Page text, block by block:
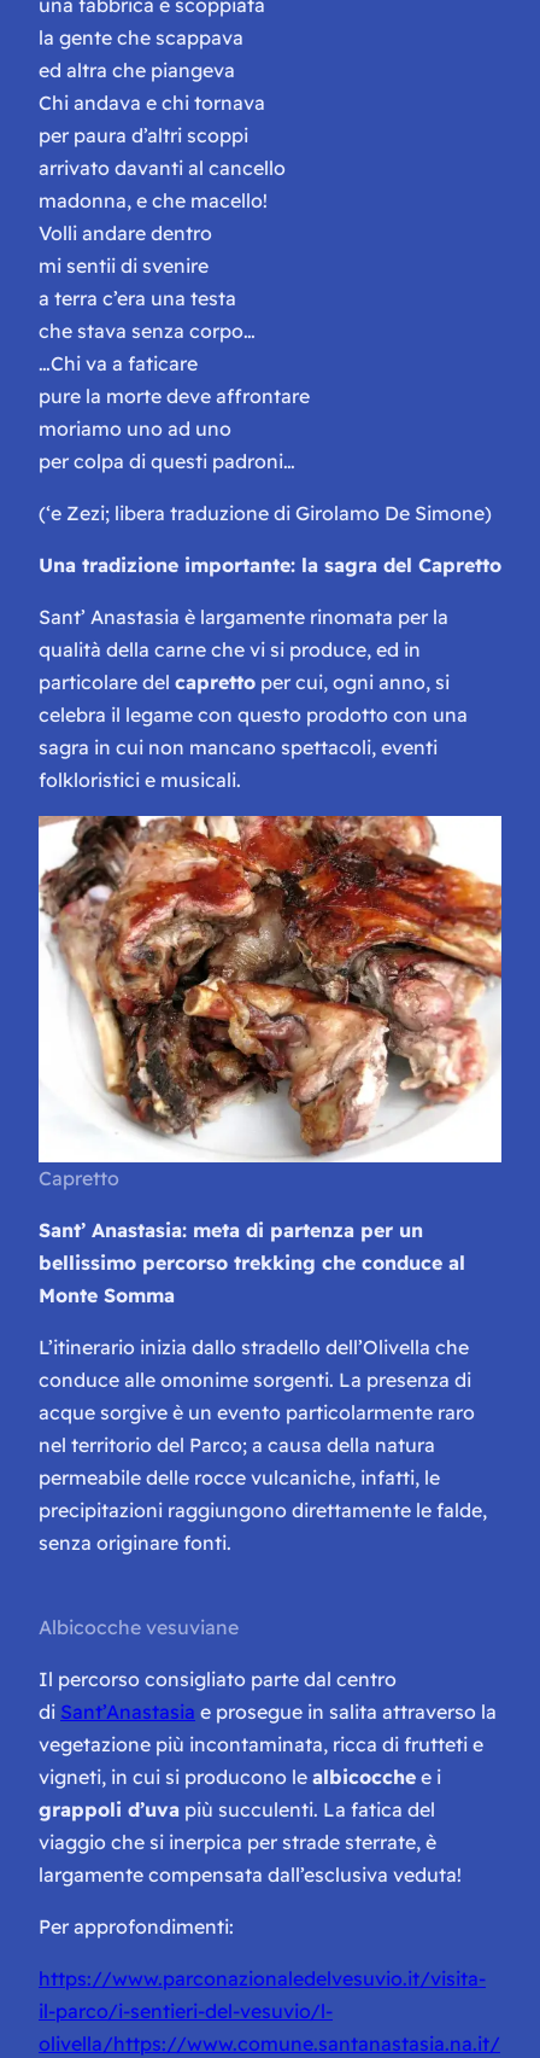
la gente che scappava
ed altra che piangeva
Chi andava e chi tornava
per paura d’altri scoppi
arrivato davanti al cancello
madonna, e che macello!
Volli andare dentro
mi sentii di svenire
a terra c’era una testa
che stava senza corpo…
…Chi va a faticare
pure la morte deve affrontare
moriamo uno ad uno
per colpa di questi padroni…
(‘e Zezi; libera traduzione di Girolamo De Simone)
Una tradizione importante: la sagra del Capretto
Sant’ Anastasia è largamente rinomata per la
qualità della carne che vi si produce, ed in
particolare del capretto per cui, ogni anno, si
celebra il legame con questo prodotto con una
sagra in cui non mancano spettacoli, eventi
folkloristici e musicali.
Capretto
Sant’ Anastasia: meta di partenza per un
bellissimo percorso trekking che conduce al
Monte Somma
L’itinerario inizia dallo stradello dell’Olivella che
conduce alle omonime sorgenti. La presenza di
acque sorgive è un evento particolarmente raro
nel territorio del Parco; a causa della natura
permeabile delle rocce vulcaniche, infatti, le
precipitazioni raggiungono direttamente le falde,
senza originare fonti.
Albicocche vesuviane
Il percorso consigliato parte dal centro
di Sant’Anastasia e prosegue in salita attraverso la
vegetazione più incontaminata, ricca di frutteti e
vigneti, in cui si producono le albicocche e i
grappoli d’uva più succulenti. La fatica del
viaggio che si inerpica per strade sterrate, è
largamente compensata dall’esclusiva veduta!
Per approfondimenti:
https://www.parconazionaledelvesuvio.it/visita-
il-parco/i-sentieri-del-vesuvio/l-
olivella/https://www.comune.santanastasia.na.it/